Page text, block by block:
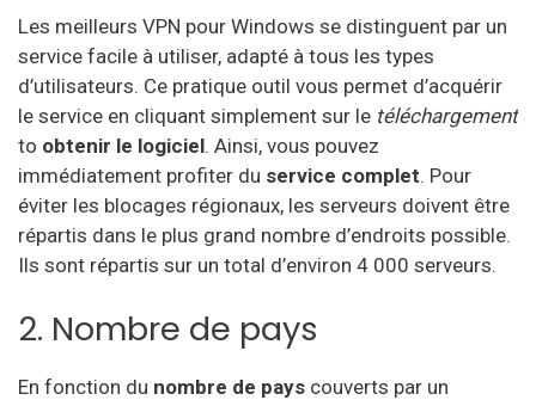
HideipVPN
VPN Pro
Sky VPN
Okayfreedom
Secure VPN
Zoog VPN
Anon VPN
Les meilleurs VPN pour Windows se distinguent par un
service facile à utiliser, adapté à tous les types
d’utilisateurs. Ce pratique outil vous permet d’acquérir
le service en cliquant simplement sur le téléchargement
to obtenir le logiciel. Ainsi, vous pouvez
immédiatement profiter du service complet. Pour
éviter les blocages régionaux, les serveurs doivent être
répartis dans le plus grand nombre d’endroits possible.
Ils sont répartis sur un total d’environ 4 000 serveurs.
2. Nombre de pays
En fonction du nombre de pays couverts par un